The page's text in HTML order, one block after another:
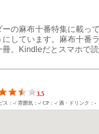
ーの麻布十番特集に載っ
にしています。麻布十番
冊。Kindleだとスマホで